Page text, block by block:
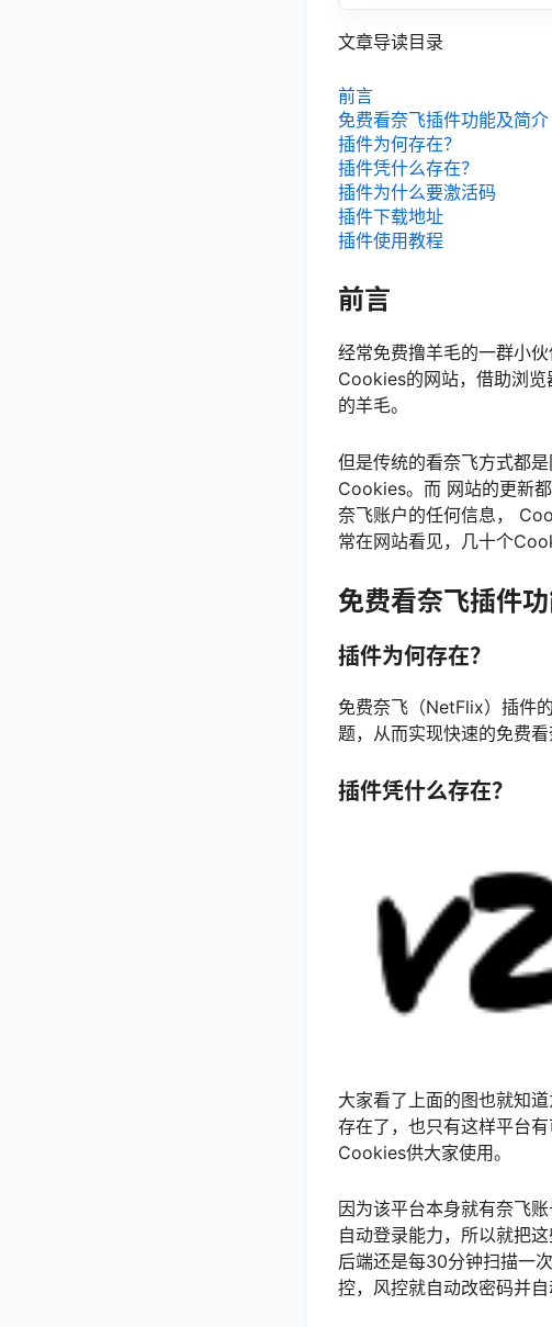
文章导读目录
前言
免费看奈飞插件功能及简介
插件为何存在？
插件凭什么存在？
插件为什么要激活码
插件下载地址
插件使用教程
前言
经常免费撸羊毛的一群小
Cookies的网站，借助浏
的羊毛。
但是传统的看奈飞方式都
Cookies。而 网站的更新
奈飞账户的任何信息，
常在网站看见，几十个
免费看奈飞插件
插件为何存在？
免费奈飞（NetFlix）插件
题，从而实现快速的免费看
插件凭什么存在？
大家看了上面的图也就知
存在了，也只有这样平台
Cookies供大家使用。
因为该平台本身就有奈飞
自动登录能力，所以就把
后端还是每30分钟扫描一
控，风控就自动改密码并